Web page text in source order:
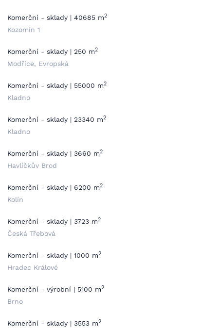
Komerční - sklady | 40685 m2
Kozomín 1
Komerční - sklady | 250 m2
Modřice, Evropská
Komerční - sklady | 55000 m2
Kladno
Komerční - sklady | 23340 m2
Kladno
Komerční - sklady | 3660 m2
Havlíčkův Brod
Komerční - sklady | 6200 m2
Kolín
Komerční - sklady | 3723 m2
Česká Třebová
Komerční - sklady | 1000 m2
Hradec Králové
Komerční - výrobní | 5100 m2
Brno
Komerční - sklady | 3553 m2